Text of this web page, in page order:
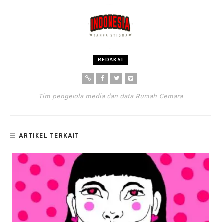
REDAKSI
Tim pengelola media dan data Rumah Cemara
ARTIKEL TERKAIT